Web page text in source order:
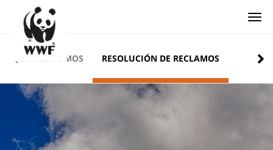
QUIÉNES SOMOS RESOLUCIÓN DE RECLAMOS